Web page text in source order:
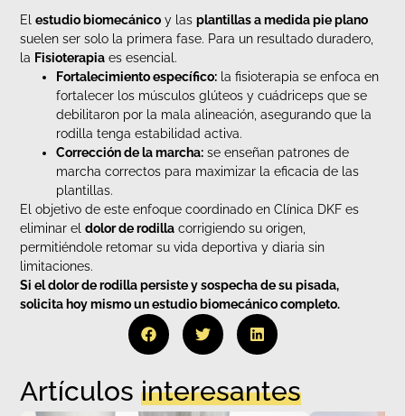
Elestudio biomecánico y lasplantillas a medida pie plano
suelen ser solo la primera fase. Para un resultado duradero,
la Fisioterapia es esencial.
Fortalecimiento específico: la fisioterapia se enfoca en
fortalecer los músculos glúteos y cuádriceps que se
debilitaron por la mala alineación, asegurando que la
rodilla tenga estabilidad activa.
Corrección de la marcha: se enseñan patrones de
marcha correctos para maximizar la eficacia de las
plantillas.
El objetivo de este enfoque coordinado en Clínica DKF es
eliminar eldolor de rodilla corrigiendo su origen,
permitiéndole retomar su vida deportiva y diaria sin
limitaciones.
Si el dolor de rodilla persiste y sospecha de su pisada,
solicita hoy mismo un estudio biomecánico completo.
Artículosinteresantes